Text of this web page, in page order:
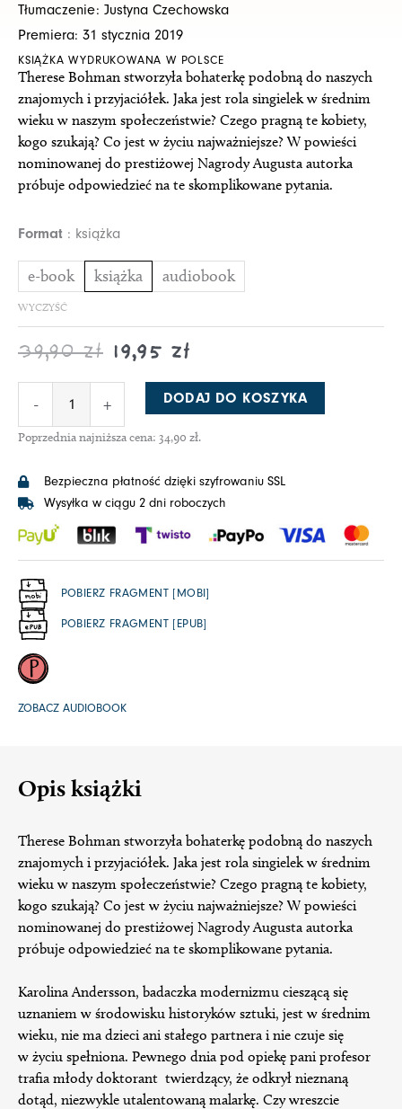
do
39,90 zł
do
19,95 zł
Tłumaczenie: Justyna Czechowska
Premiera: 31 stycznia 2019
KSIĄŻKA WYDRUKOWANA W POLSCE
Therese Bohman stworzyła bohaterkę podobną do naszych
znajomych i przyjaciółek. Jaka jest rola singielek w średnim
wieku w naszym społeczeństwie? Czego pragną te kobiety,
kogo szukają? Co jest w życiu najważniejsze? W powieści
nominowanej do prestiżowej Nagrody Augusta autorka
próbuje odpowiedzieć na te skomplikowane pytania.
Format książka
e-book książka audiobook
WYCZYŚĆ
39,90zł 19,95 zł
-
zmierzchu
+ DODAJ DO KOSZYKA
Poprzednia najniższa cena: 34,90 zł.
Bezpieczna płatność dzięki szyfrowaniu SSL
Wysyłka w ciągu 2 dni roboczych
POBIERZ FRAGMENT [MOBI]
POBIERZ FRAGMENT [EPUB]
ZOBACZ AUDIOBOOK
Opis książki
Therese Bohman stworzyła bohaterkę podobną do naszych
znajomych i przyjaciółek. Jaka jest rola singielek w średnim
wieku w naszym społeczeństwie? Czego pragną te kobiety,
kogo szukają? Co jest w życiu najważniejsze? W powieści
nominowanej do prestiżowej Nagrody Augusta autorka
próbuje odpowiedzieć na te skomplikowane pytania.
Karolina Andersson, badaczka modernizmu cieszącą się
uznaniem w środowisku historyków sztuki, jest w średnim
wieku, nie ma dzieci ani stałego partnera i nie czuje się
w życiu spełniona. Pewnego dnia pod opiekę pani profesor
trafia młody doktorant twierdzący, że odkrył nieznaną
dotąd, niezwykle utalentowaną malarkę. Czy wreszcie